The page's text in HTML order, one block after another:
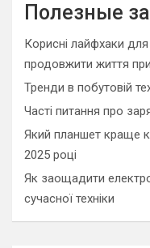
Полезные
Корисні лайфхаки
продовжити життя
Тренди в побутовій
Часті питання про
Який планшет краще
2025 році
Як заощадити
сучасної техніки